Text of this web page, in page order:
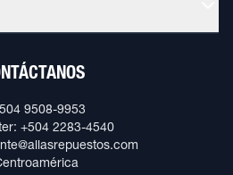
9508-9953
+504 2283-4540